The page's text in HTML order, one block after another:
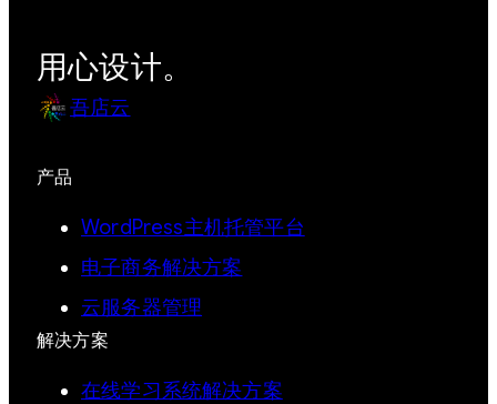
用心设计。
吾店云
产品
WordPress主机托管平台
电子商务解决方案
云服务器管理
解决方案
在线学习系统解决方案